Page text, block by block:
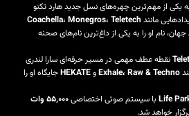
از مهم‌ترین چهره‌های نسل جدید هارد تکنو
مانندCoachella، Monegros، Teletech
نام او را به یکی از داغ‌ترین نام‌های صحنه
نقطه عطف مهمی در مسیر حرفه‌ای سارا لندری
Exhale، Raw & TechnoوHEKATEجایگاه او را
Life با سیستم صوتی اختصاصی
۵۵٬۰۰۰ وات
خواهد شد.